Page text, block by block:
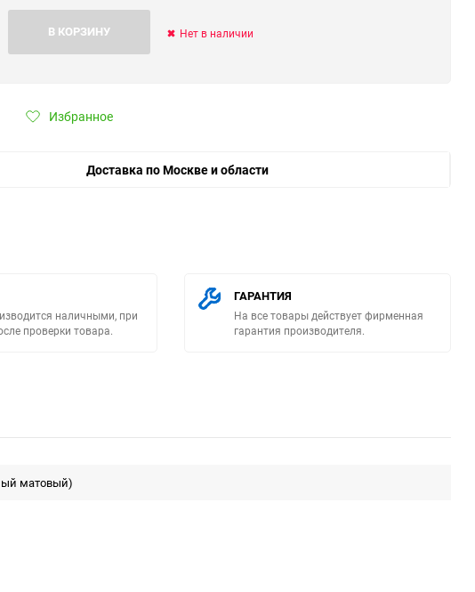
В КОРЗИНУ Нет в наличии
Избранное
Доставка по Москве и области
наличными, при
проверки товара.
ГАРАНТИЯ
На все товары действует фирменная
гарантия производителя.
матовый)